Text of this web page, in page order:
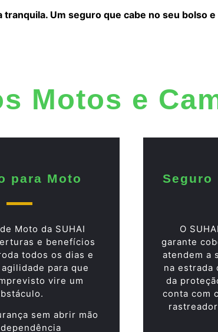
Um seguro que cabe no seu bolso
Motos e
para Moto
Moto da SUHAI
e benefícios
todos os dias e
para que
vire um
sem abrir mão
Seguro
O
garante
atendem a
na estrada
da
conta com